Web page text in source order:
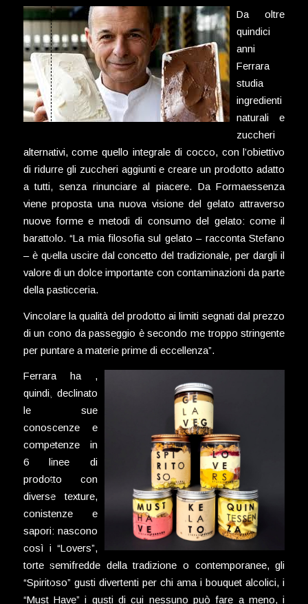
Da oltre
quindici
anni
Ferrara
studia
ingredienti
naturali e
zuccheri
alternativi, come quello integrale di cocco, con l’obiettivo
di ridurre gli zuccheri aggiunti e creare un prodotto adatto
a tutti, senza rinunciare al piacere. Da Formaessenza
viene proposta una nuova visione del gelato attraverso
nuove forme e metodi di consumo del gelato: come il
barattolo. “La mia filosofia sul gelato – racconta Stefano
– è quella uscire dal concetto del tradizionale, per dargli il
valore di un dolce importante con contaminazioni da parte
della pasticceria.
Vincolare la qualità del prodotto ai limiti segnati dal prezzo
di un cono da passeggio è secondo me troppo stringente
per puntare a materie prime di eccellenza”.
Ferrara ha ,
quindi, declinato
le sue
conoscenze e
competenze in
6 linee di
prodotto con
diverse texture,
conistenze e
sapori: nascono
così i “Lovers”,
torte semifredde della tradizione o contemporanee, gli
“Spiritoso” gusti divertenti per chi ama i bouquet alcolici, i
“Must Have” i gusti di cui nessuno può fare a meno, i